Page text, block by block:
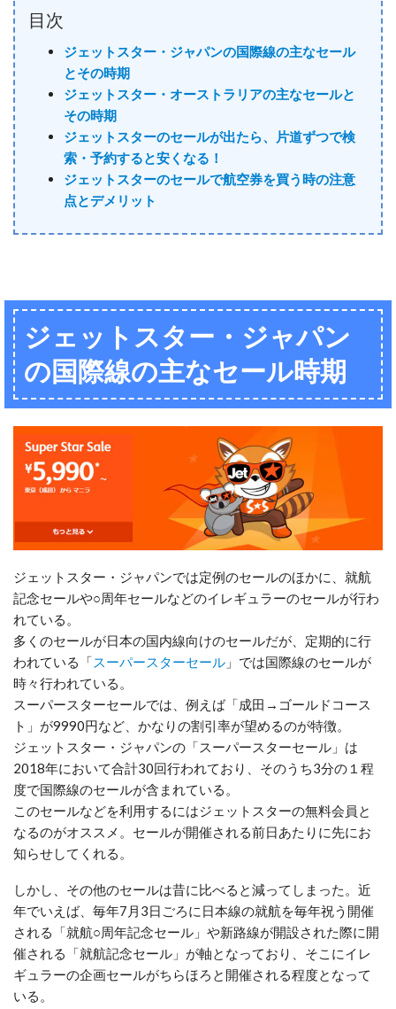
目次
ジェットスター・ジャパンの国際線の主なセール
とその時期
ジェットスター・オーストラリアの主なセールと
その時期
ジェットスターのセールが出たら、片道ずつで検
索・予約すると安くなる！
ジェットスターのセールで航空券を買う時の注意
点とデメリット
ジェットスター・ジャパン
の国際線の主なセール時期
ジェットスター・ジャパンでは定例のセールのほかに、就航
記念セールや○周年セールなどのイレギュラーのセールが行わ
れている。
多くのセールが日本の国内線向けのセールだが、定期的に行
われている「スーパースターセール 」では国際線のセールが
時々行われている。
スーパースターセールでは、例えば「成田→ゴールドコース
ト」が9990円など、かなりの割引率が望めるのが特徴。
ジェットスター・ジャパンの「スーパースターセール」は
2018年において合計30回行われており、そのうち3分の１程
度で国際線のセールが含まれている。
このセールなどを利用するにはジェットスターの無料会員と
なるのがオススメ。セールが開催される前日あたりに先にお
知らせしてくれる。
しかし、その他のセールは昔に比べると減ってしまった。近
年でいえば、毎年7月3日ごろに日本線の就航を毎年祝う開催
される「就航○周年記念セール」や新路線が開設された際に開
催される「就航記念セール」が軸となっており、そこにイレ
ギュラーの企画セールがちらほろと開催される程度となって
いる。